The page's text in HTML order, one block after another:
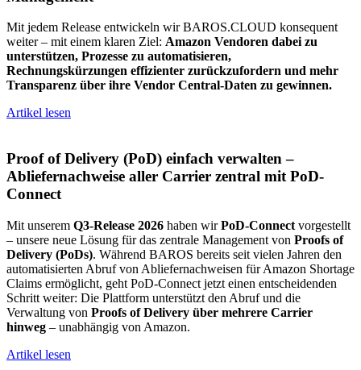
Mit jedem Release entwickeln wir BAROS.CLOUD konsequent
weiter – mit einem klaren Ziel: Amazon Vendoren dabei zu
unterstützen, Prozesse zu automatisieren,
Rechnungskürzungen effizienter zurückzufordern und mehr
Transparenz über ihre Vendor Central-Daten zu gewinnen.
Artikel lesen
Proof of Delivery (PoD) einfach verwalten –
Abliefernachweise aller Carrier zentral mit PoD-
Connect
Mit unserem Q3-Release 2026 haben wirPoD-Connect vorgestellt
– unsere neue Lösung für das zentrale Management von Proofs of
Delivery (PoDs). Während BAROS bereits seit vielen Jahren den
automatisierten Abruf von Abliefernachweisen für Amazon Shortage
Claims ermöglicht, geht PoD-Connect jetzt einen entscheidenden
Schritt weiter: Die Plattform unterstützt den Abruf und die
Verwaltung von Proofs of Delivery über mehrere Carrier
hinweg – unabhängig von Amazon.
Artikel lesen